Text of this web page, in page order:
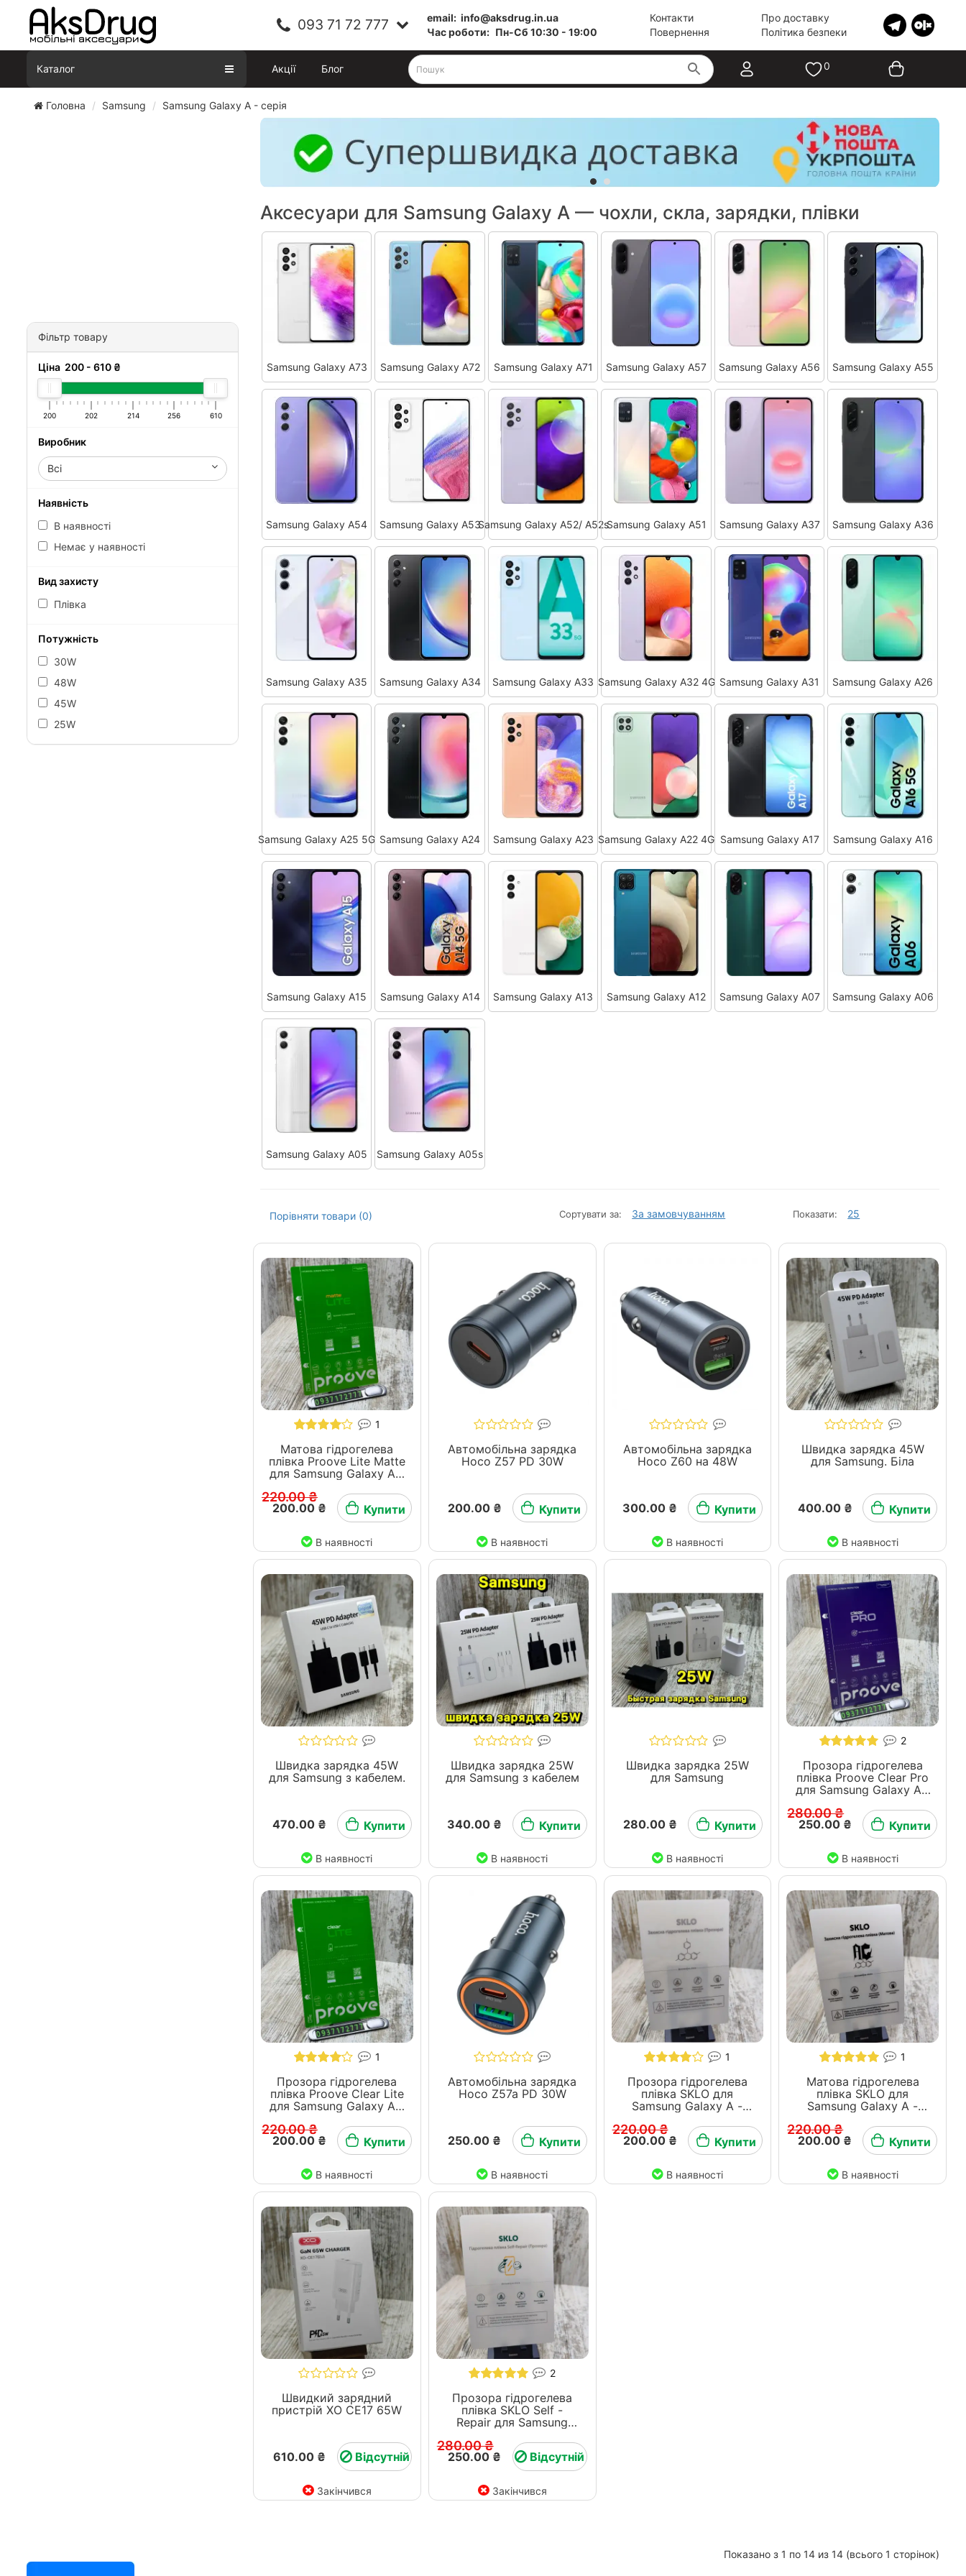
093 71 72 777 email: info@aksdrug.in.ua
Час роботи: Пн-Cб 10:30 - 19:00
Контакти
Повернення
Про доставку
Політика безпеки
Каталог Акції Блог 0
Головна Samsung Samsung Galaxy A - серія
Фільтр товару
Ціна 200 - 610 ₴
200 202 214 256 610
Виробник
Всі
Наявність
В наявності
Немає у наявності
Вид захисту
Плівка
Потужність
30W
48W
45W
25W
Аксесуари для Samsung Galaxy A — чохли, скла, зарядки, плівки
Samsung Galaxy A73 Samsung Galaxy A72 Samsung Galaxy A71 Samsung Galaxy A57 Samsung Galaxy A56 Samsung Galaxy A55
Samsung Galaxy A54 Samsung Galaxy A53Samsung Galaxy A52/ A52sSamsung Galaxy A51 Samsung Galaxy A37 Samsung Galaxy A36
Samsung Galaxy A35 Samsung Galaxy A34 Samsung Galaxy A33 Samsung Galaxy A32 4G Samsung Galaxy A31 Samsung Galaxy A26
Samsung Galaxy A25 5G Samsung Galaxy A24 Samsung Galaxy A23 Samsung Galaxy A22 4G Samsung Galaxy A17 Samsung Galaxy A16
Samsung Galaxy A15 Samsung Galaxy A14 Samsung Galaxy A13 Samsung Galaxy A12 Samsung Galaxy A07 Samsung Galaxy A06
Samsung Galaxy A05 Samsung Galaxy A05s
Порівняти товари (0) Сортувати за: За замовчуванням Показати: 25
1
Матова гідрогелева
плівка Proove Lite Matte
для Samsung Galaxy A -
220.00 ₴
200.00 ₴ Купити
В наявності
Автомобільна зарядка
Hoco Z57 PD 30W
200.00 ₴ Купити
В наявності
Автомобільна зарядка
Hoco Z60 на 48W
300.00 ₴ Купити
В наявності
Швидка зарядка 45W
для Samsung. Біла
400.00 ₴ Купити
В наявності
Швидка зарядка 45W
для Samsung з кабелем.
470.00 ₴ Купити
В наявності
Швидка зарядка 25W
для Samsung з кабелем
340.00 ₴ Купити
В наявності
Швидка зарядка 25W
для Samsung
280.00 ₴ Купити
В наявності
2
Прозора гідрогелева
плівка Proove Clear Pro
для Samsung Galaxy A -
280.00 ₴
250.00 ₴ Купити
В наявності
1
Прозора гідрогелева
плівка Proove Clear Lite
для Samsung Galaxy A -
220.00 ₴
200.00 ₴ Купити
В наявності
Автомобільна зарядка
Hoco Z57a PD 30W
250.00 ₴ Купити
В наявності
1
Прозора гідрогелева
плівка SKLO для
Samsung Galaxy A -
220.00 ₴
200.00 ₴ Купити
В наявності
1
Матова гідрогелева
плівка SKLO для
Samsung Galaxy A -
220.00 ₴
200.00 ₴ Купити
В наявності
Швидкий зарядний
пристрій ХО СЕ17 65W
610.00 ₴ Відсутній
Закінчився
2
Прозора гідрогелева
плівка SKLO Self -
Repair для Samsung
280.00 ₴
250.00 ₴ Відсутній
Закінчився
Показано з 1 по 14 из 14 (всього 1 сторінок)